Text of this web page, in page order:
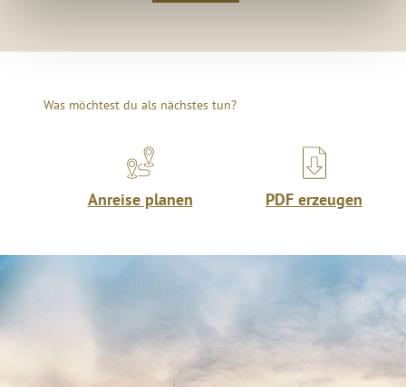
Was möchtest du als nächstes tun?
Anreise planen PDF erzeugen